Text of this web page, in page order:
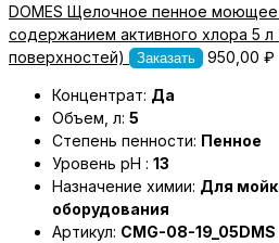
DOMES Щелочное пенное
содержанием активного хлора 5 л
поверхностей)
Заказать 950,00 ₽
Концентрат: Да
Объем, л: 5
Степень пенности: Пенное
Уровень pH : 13
Назначение химии: Для
оборудования
Артикул: CMG-08-19_05DMS